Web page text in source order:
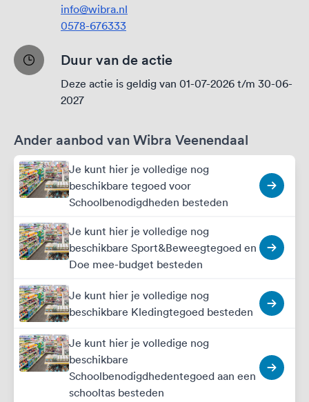
info@wibra.nl
0578-676333
Duur van de actie
Deze actie is geldig van 01-07-2026 t/m 30-06-
2027
Ander aanbod van Wibra Veenendaal
Je kunt hier je volledige nog
beschikbare tegoed voor
Schoolbenodigdheden besteden
Je kunt hier je volledige nog
beschikbare Sport&Beweegtegoed en
Doe mee-budget besteden
Je kunt hier je volledige nog
beschikbare Kledingtegoed besteden
Je kunt hier je volledige nog
beschikbare
Schoolbenodigdhedentegoed aan een
schooltas besteden